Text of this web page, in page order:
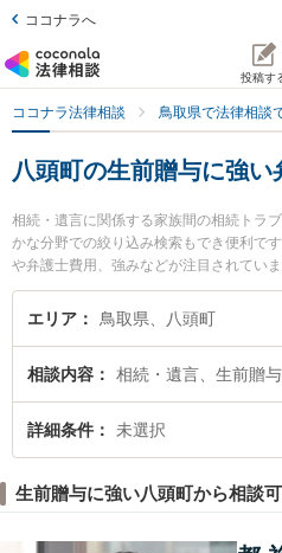
ココナラへ
投稿す
ココナラ法律相談 鳥取県で法律相談
八頭町の生前贈与に強い
相続・遺言に関係する家族間の相続トラ
かな分野での絞り込み検索もでき便利で
や弁護士費用、強みなどが注目されてい
た生前贈与のトラブルを今すぐに弁護士
解決の実績豊富な近くの弁護士を検索し
エリア 鳥取県、八頭町
相談内容 相続・遺言、生前贈与
詳細条件 未選択
生前贈与に強い八頭町から相談